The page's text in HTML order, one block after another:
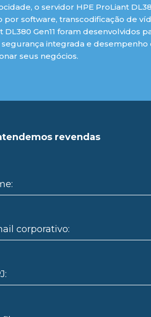
o servidor HPE ProLiant
por software, transcodificação de
DL380 Gen11 foram desenvolvidos
segurança integrada e
seus negócios.
revendas
corporativo: